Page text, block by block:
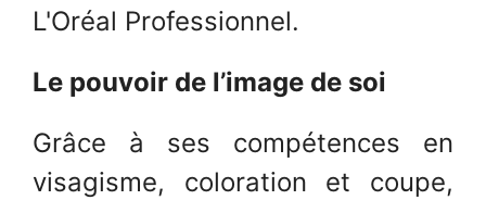
L'Oréal Professionnel.
Le pouvoir de l’image de soi
Grâce à ses compétences en
visagisme, coloration et coupe,